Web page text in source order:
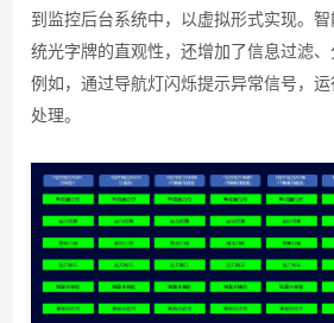
到监控后台系统中，以虚拟形式实现。
统光字牌的直观性，还增加了信息过滤、
例如，通过导航灯闪烁提示异常信号，
处理。